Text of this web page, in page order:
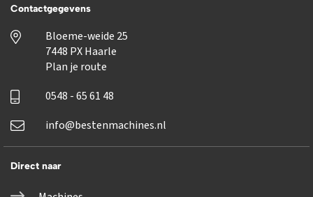
Contactgegevens
Bloeme-weide 25
7448 PX Haarle
Plan je route
0548 - 65 61 48
info@bestenmachines.nl
Direct naar